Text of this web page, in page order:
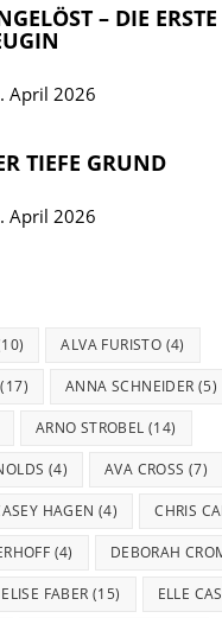
– DIE ERSTE
April 2026
TIEFE GRUND
April 2026
ALVA FURISTO (4)
(17) ANNA SCHNEIDER (5)
ARNO STROBEL (14)
(4) AVA CROSS (7)
HAGEN (4) CHRIS
(4) DEBORAH
ELISE FABER (15) ELLE